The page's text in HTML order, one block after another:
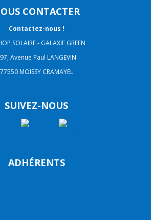
CONTACTER
Contactez-nous !
SOLAIRE - GALAXIE GREEN
Avenue Paul LANGEVIN
77550 MOISSY CRAMAYEL
SUIVEZ-NOUS
ADHÉRENTS